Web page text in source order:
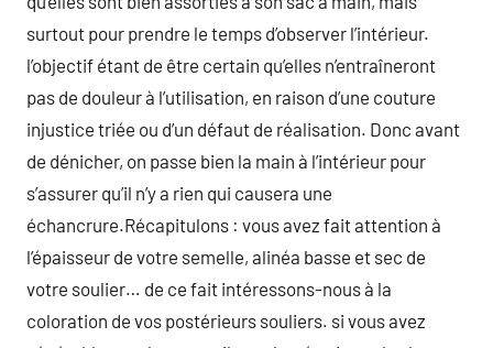
surtout pour prendre le temps d’observer l’intérieur.
l’objectif étant de être certain qu’elles n’entraîneront
pas de douleur à l’utilisation, en raison d’une couture
injustice triée ou d’un défaut de réalisation. Donc avant
de dénicher, on passe bien la main à l’intérieur pour
s’assurer qu’il n’y a rien qui causera une
échancrure.Récapitulons : vous avez fait attention à
l’épaisseur de votre semelle, alinéa basse et sec de
votre soulier… de ce fait intéressons-nous à la
coloration de vos postérieurs souliers. si vous avez